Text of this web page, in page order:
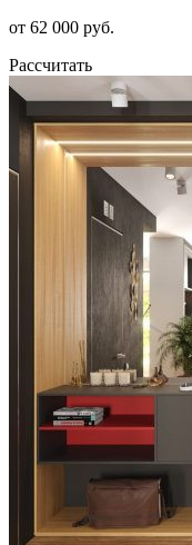
от 62 000 руб.
Рассчитать